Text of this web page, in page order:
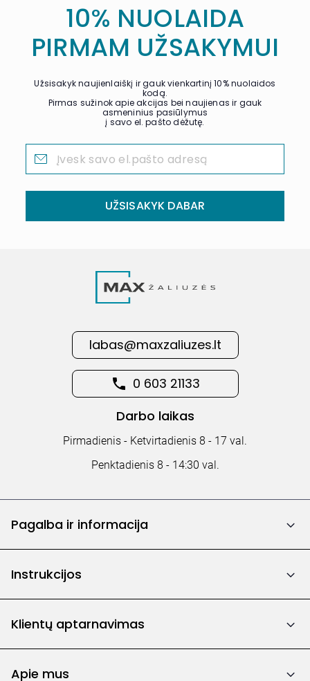
10% NUOLAIDA
PIRMAM UŽSAKYMUI
Užsisakyk naujienlaiškį ir gauk vienkartinį 10% nuolaidos
kodą.
Pirmas sužinok apie akcijas bei naujienas ir gauk
asmeninius pasiūlymus
į savo el. pašto dėžutę.
UŽSISAKYK DABAR
labas@maxzaliuzes.lt
0 603 21133
Darbo laikas
Pirmadienis - Ketvirtadienis 8 - 17 val.
Penktadienis 8 - 14:30 val.
Pagalba ir informacija
Instrukcijos
Klientų aptarnavimas
Apie mus